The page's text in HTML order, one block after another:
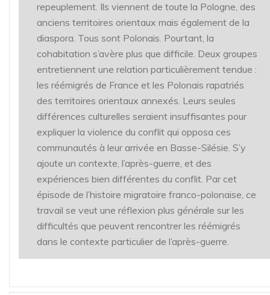
repeuplement. Ils viennent de toute la Pologne, des
anciens territoires orientaux mais également de la
diaspora. Tous sont Polonais. Pourtant, la
cohabitation s’avère plus que difficile. Deux groupes
entretiennent une relation particulièrement tendue :
les réémigrés de France et les Polonais rapatriés
des territoires orientaux annexés. Leurs seules
différences culturelles seraient insuffisantes pour
expliquer la violence du conflit qui opposa ces
communautés à leur arrivée en Basse-Silésie. S’y
ajoute un contexte, l’après-guerre, et des
expériences bien différentes du conflit. Par cet
épisode de l’histoire migratoire franco-polonaise, ce
travail se veut une réflexion plus générale sur les
difficultés que peuvent rencontrer les réémigrés
dans le contexte particulier de l’après-guerre.